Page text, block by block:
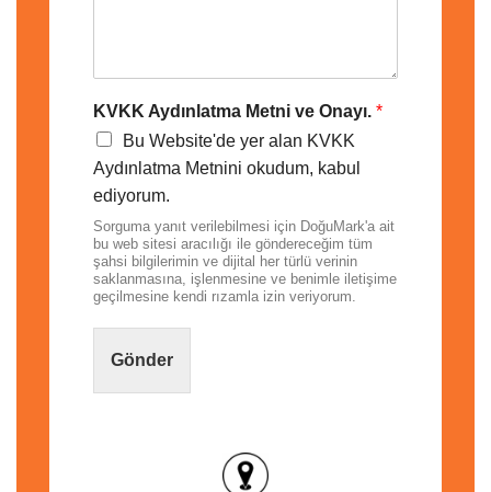
KVKK Aydınlatma Metni ve Onayı. *
Bu Website'de yer alan KVKK
Aydınlatma Metnini okudum, kabul
ediyorum.
Sorguma yanıt verilebilmesi için DoğuMark'a ait
bu web sitesi aracılığı ile göndereceğim tüm
şahsi bilgilerimin ve dijital her türlü verinin
saklanmasına, işlenmesine ve benimle iletişime
geçilmesine kendi rızamla izin veriyorum.
Gönder